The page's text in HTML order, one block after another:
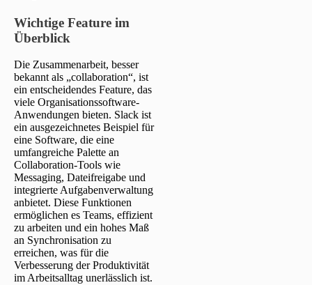
Wichtige Feature im
Überblick
Die Zusammenarbeit, besser
bekannt als „collaboration“, ist
ein entscheidendes Feature, das
viele Organisationssoftware-
Anwendungen bieten. Slack ist
ein ausgezeichnetes Beispiel für
eine Software, die eine
umfangreiche Palette an
Collaboration-Tools wie
Messaging, Dateifreigabe und
integrierte Aufgabenverwaltung
anbietet. Diese Funktionen
ermöglichen es Teams, effizient
zu arbeiten und ein hohes Maß
an Synchronisation zu
erreichen, was für die
Verbesserung der Produktivität
im Arbeitsalltag unerlässlich ist.